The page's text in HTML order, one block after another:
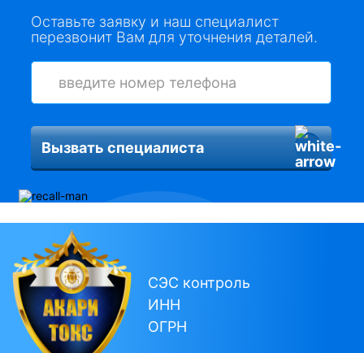
Оставьте заявку и наш специалист
перезвонит Вам для уточнения деталей.
Вызвать специалиста
СЭС контроль
ИНН
ОГРН